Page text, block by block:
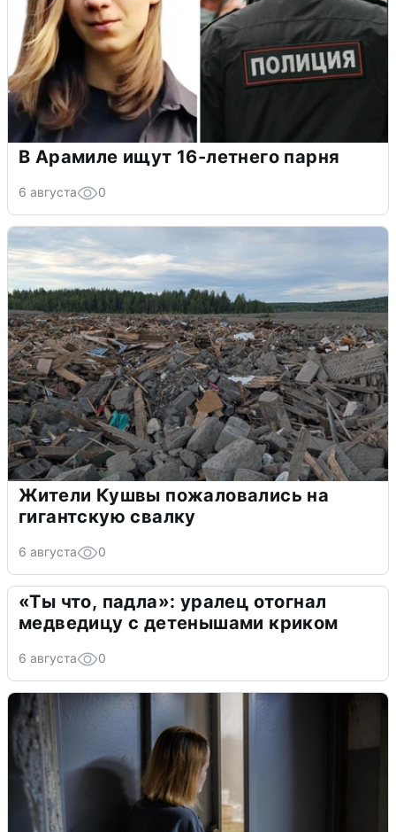
В Арамиле ищут 16-летнего парня
6 августа 0
Жители Кушвы пожаловались на
гигантскую свалку
6 августа 0
«Ты что, падла»: уралец отогнал
медведицу с детенышами криком
6 августа 0